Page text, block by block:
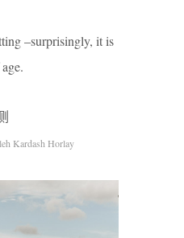
–surprisingly, it is
Kardash Horlay